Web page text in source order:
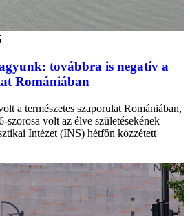
továbbra is negatív a
Romániában
a természetes szaporulat Romániában,
szorosa volt az élve születésekének –
Intézet (INS) hétfőn közzétett